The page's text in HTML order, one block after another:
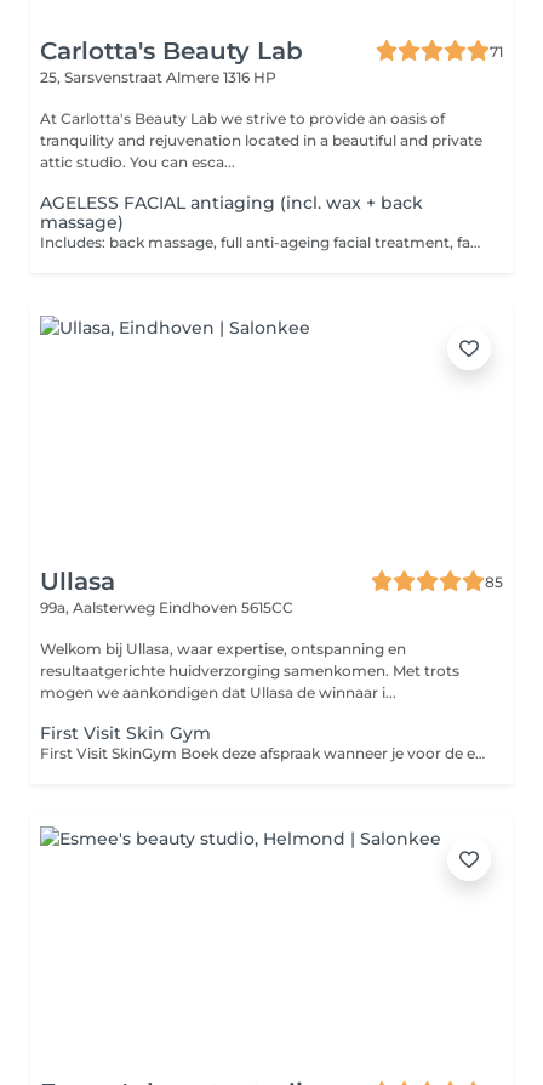
Carlotta's Beauty Lab
71
25, Sarsvenstraat Almere 1316 HP
At Carlotta's Beauty Lab we strive to provide an oasis of
tranquility and rejuvenation located in a beautiful and private
attic studio. You can esca...
AGELESS FACIAL antiaging (incl. wax + back
massage)
Includes: back massage, full anti-ageing facial treatment, facial deep tissue massage, neck-, shoulders- and arm massage. Crafted to deliver a radiant skin through stimulation of cellular renewal. The treatment begins with a soft back massage designed to energise and revitalise the body's natural rhythm followed by a personalized facial treatment with deep tissue face massage designed to slow the ageing process of the skin.
Ullasa
85
99a, Aalsterweg Eindhoven 5615CC
Welkom bij Ullasa, waar expertise, ontspanning en
resultaatgerichte huidverzorging samenkomen. Met trots
mogen we aankondigen dat Ullasa de winnaar i...
First Visit Skin Gym
First Visit SkinGym Boek deze afspraak wanneer je voor de eerste keer een SkinGym bij ons ondergaat. Tijdens deze eerste afspraak nemen we extra tijd om jouw huid goed te analyseren, jouw wensen en doelen te bespreken en alle SkinGym-opties duidelijk aan je uit te leggen. Zo kunnen we samen bepalen welke behandeling en technieken het beste passen bij jouw huidconditie en het resultaat dat jij wilt bereiken. Deze first visit is belangrijk om jouw behandeling direct goed af te stemmen en het maximale uit jouw SkinGym te halen. Wil je Buccal toevoegen? Dat kan direct via Extras, of geef het tijdens de intake aan.